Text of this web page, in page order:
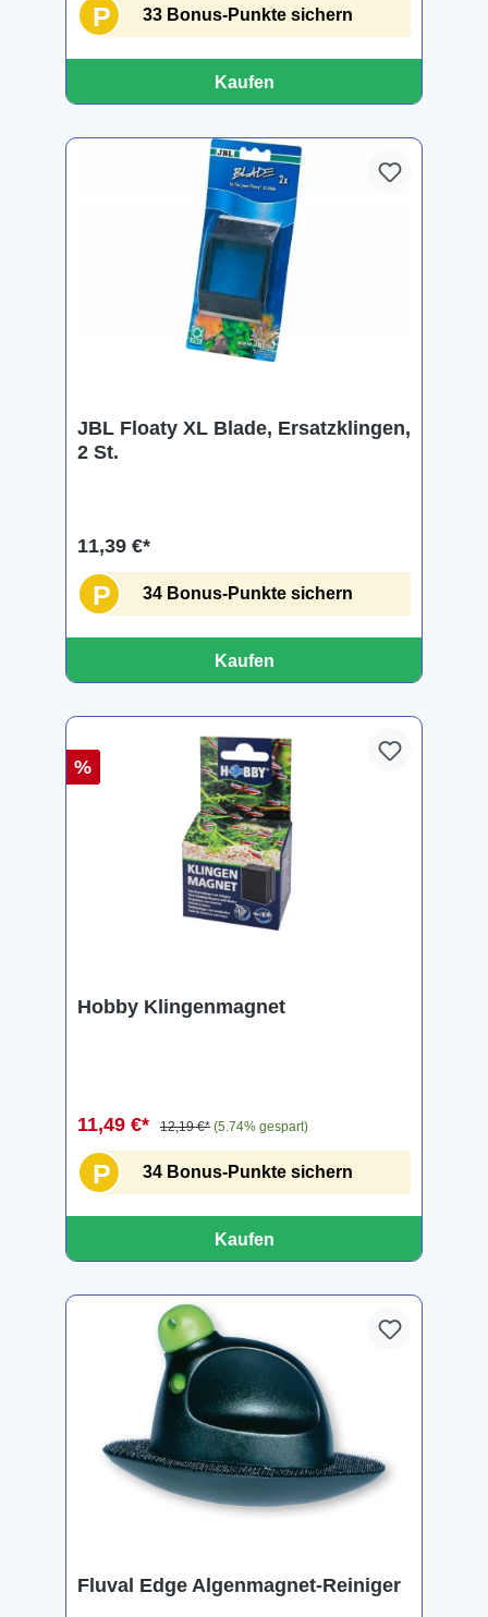
P 33 Bonus-Punkte sichern
Kaufen
JBL Floaty XL Blade, Ersatzklingen,
2 St.
11,39 €*
P 34 Bonus-Punkte sichern
Kaufen
%
Hobby Klingenmagnet
11,49 €* 12,19 €* (5.74% gespart)
P 34 Bonus-Punkte sichern
Kaufen
Fluval Edge Algenmagnet-Reiniger